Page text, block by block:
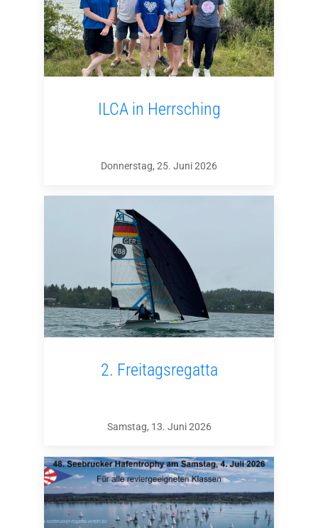
ILCA in Herrsching
Donnerstag, 25. Juni 2026
2. Freitagsregatta
Samstag, 13. Juni 2026